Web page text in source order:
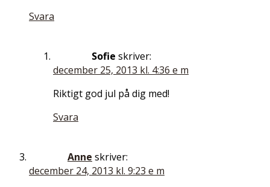
Svara
Sofie skriver:
december 25, 2013 kl. 4:36 e m
Riktigt god jul på dig med!
Svara
Anne skriver:
december 24, 2013 kl. 9:23 e m